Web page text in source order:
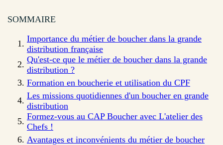
SOMMAIRE
Importance du métier de boucher dans la grande
distribution française
Qu'est-ce que le métier de boucher dans la grande
distribution ?
Formation en boucherie et utilisation du CPF
Les missions quotidiennes d'un boucher en grande
distribution
Formez-vous au CAP Boucher avec L'atelier des
Chefs !
Avantages et inconvénients du métier de boucher